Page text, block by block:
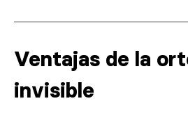
Ventajas de la
invisible